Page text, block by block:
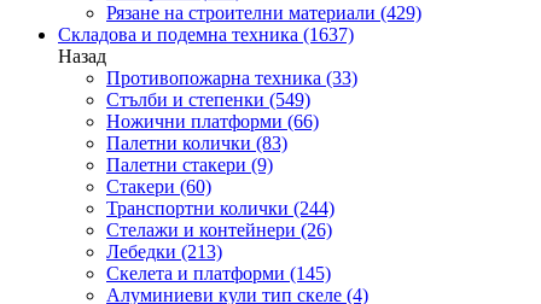
Рязане на строителни материали (429)
Складова и подемна техника (1637)
Назад
Противопожарна техника (33)
Стълби и степенки (549)
Ножични платформи (66)
Палетни колички (83)
Палетни стакери (9)
Стакери (60)
Транспортни колички (244)
Стелажи и контейнери (26)
Лебедки (213)
Скелета и платформи (145)
Алуминиеви кули тип скеле (4)